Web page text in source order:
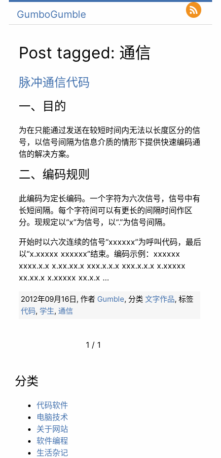
GumboGumble
Post tagged: 通信
脉冲通信代码
一、目的
为在只能通过发送在较短时间内无法以长度区分的信
号，以信号间隔为信息介质的情形下提供快速编码通
信的解决方案。
二、编码规则
此编码为定长编码。一个字符为六次信号，信号中有
长短间隔。每个字符间可以有更长的间隔时间作区
分。现规定以“x”为信号，以“.”为信号间隔。
开始时以六次连续的信号“xxxxxx”为呼叫代码，最后
以“x.xxxxx xxxxxx”结束。编码示例：xxxxxx
xxxx.x.x x.xx.xx.x xxx.x.x.x xxx.x.x.x x.xxxxx
xx.xx.x x.xxxxx xx.x.x …
2012年09月16日, 作者 Gumble, 分类 文字作品, 标签
代码, 学生, 通信
1 / 1
分类
代码软件
电脑技术
关于网站
软件编程
生活杂记